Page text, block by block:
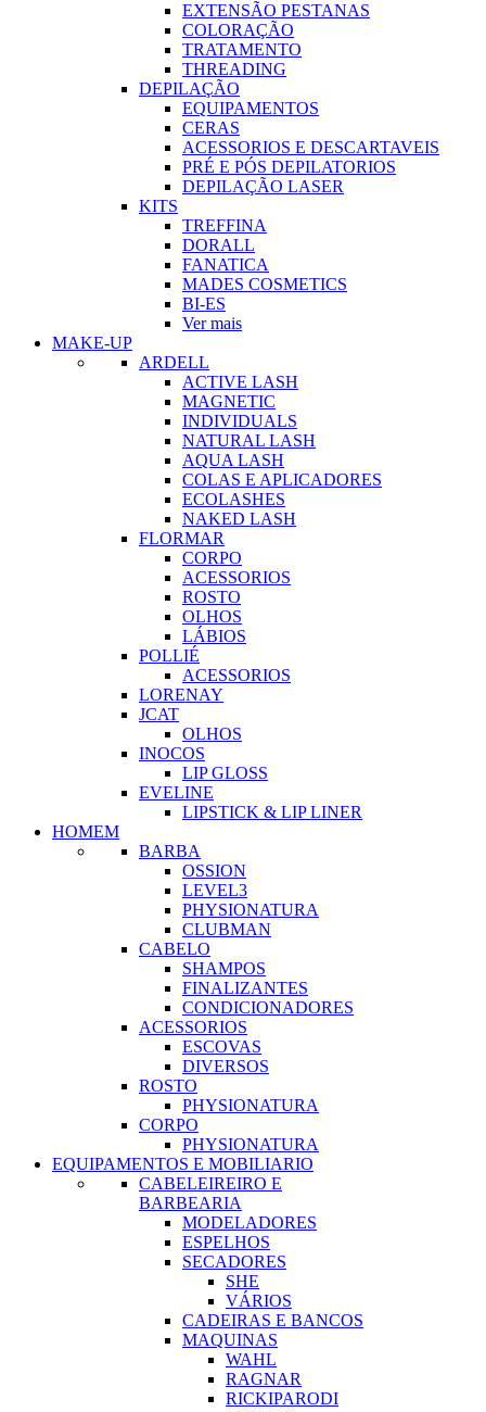
EXTENSÃO PESTANAS
COLORAÇÃO
TRATAMENTO
THREADING
DEPILAÇÃO
EQUIPAMENTOS
CERAS
ACESSORIOS E DESCARTAVEIS
PRÉ E PÓS DEPILATORIOS
DEPILAÇÃO LASER
KITS
TREFFINA
DORALL
FANATICA
MADES COSMETICS
BI-ES
Ver mais
MAKE-UP
ARDELL
ACTIVE LASH
MAGNETIC
INDIVIDUALS
NATURAL LASH
AQUA LASH
COLAS E APLICADORES
ECOLASHES
NAKED LASH
FLORMAR
CORPO
ACESSORIOS
ROSTO
OLHOS
LÁBIOS
POLLIÉ
ACESSORIOS
LORENAY
JCAT
OLHOS
INOCOS
LIP GLOSS
EVELINE
LIPSTICK & LIP LINER
HOMEM
BARBA
OSSION
LEVEL3
PHYSIONATURA
CLUBMAN
CABELO
SHAMPOS
FINALIZANTES
CONDICIONADORES
ACESSORIOS
ESCOVAS
DIVERSOS
ROSTO
PHYSIONATURA
CORPO
PHYSIONATURA
EQUIPAMENTOS E MOBILIARIO
CABELEIREIRO E
BARBEARIA
MODELADORES
ESPELHOS
SECADORES
SHE
VÁRIOS
CADEIRAS E BANCOS
MAQUINAS
WAHL
RAGNAR
RICKIPARODI